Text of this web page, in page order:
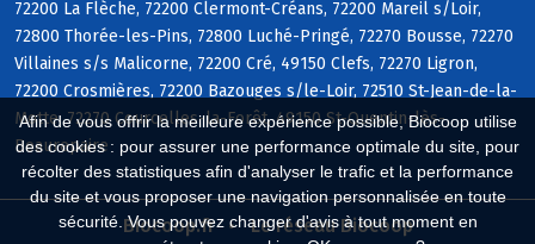
Afin de vous offrir la meilleure expérience possible, Biocoop utilise
des cookies : pour assurer une performance optimale du site, pour
récolter des statistiques afin d'analyser le trafic et la performance
du site et vous proposer une navigation personnalisée en toute
sécurité. Vous pouvez changer d'avis à tout moment en
72200 La Flèche, 72200 Clermont-Créans, 72200 Mareil s/Loir,
72800 Thorée-les-Pins, 72800 Luché-Pringé, 72270 Bousse, 72270
Villaines s/s Malicorne, 72200 Cré, 49150 Clefs, 72270 Ligron,
72200 Crosmières, 72200 Bazouges s/le-Loir, 72510 St-Jean-de-la-
Motte, 72270 Courcelles-la-Forêt, 49150 St-Quentin-lès-
Beaurepaire
Biocoop.fr Le réseau Biocoop